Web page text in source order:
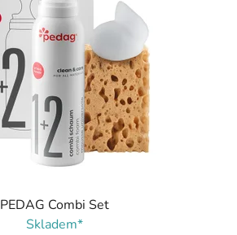
PEDAG Combi Set
Skladem*